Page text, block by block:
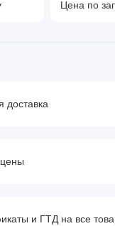
Цена по
доставка
и ГТД на все